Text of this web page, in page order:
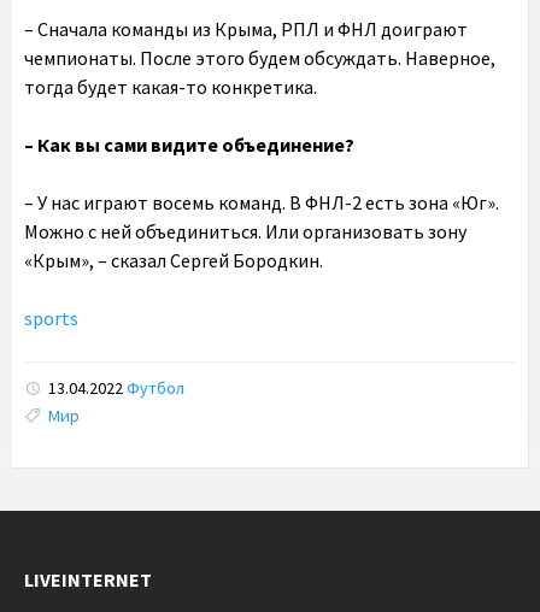
– Сначала команды из Крыма, РПЛ и ФНЛ доиграют
чемпионаты. После этого будем обсуждать. Наверное,
тогда будет какая-то конкретика.
– Как вы сами видите объединение?
– У нас играют восемь команд. В ФНЛ-2 есть зона «Юг».
Можно с ней объединиться. Или организовать зону
«Крым», – сказал Сергей Бородкин.
sports
13.04.2022Футбол
Tags:
Мир
LIVEINTERNET